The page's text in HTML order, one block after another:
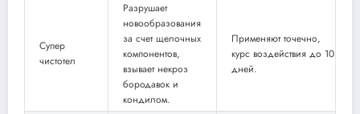
Супер
чистотел
Разрушает
новообразования
за счет щелочных
компонентов,
взывает некроз
бородавок и
кондилом.
Применяют точечно,
курс воздействия до 10
дней.